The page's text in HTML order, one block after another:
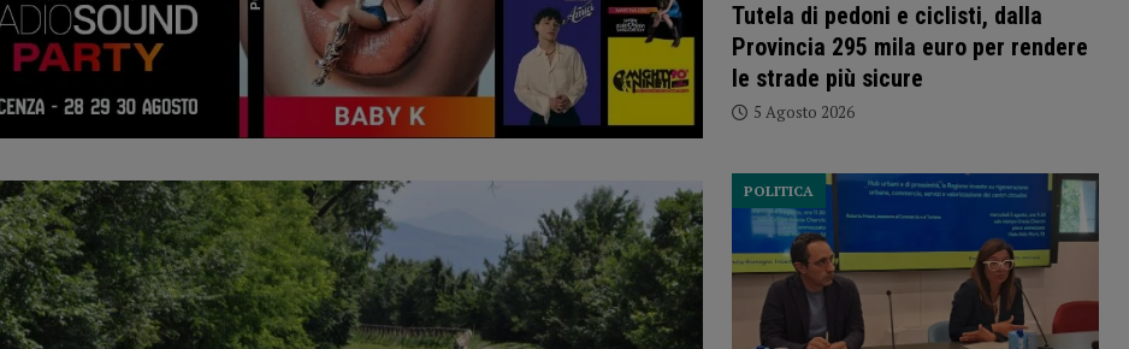
Tutela di pedoni e ciclisti, dalla
Provincia 295 mila euro per rendere
le strade più sicure
5 Agosto 2026
POLITICA